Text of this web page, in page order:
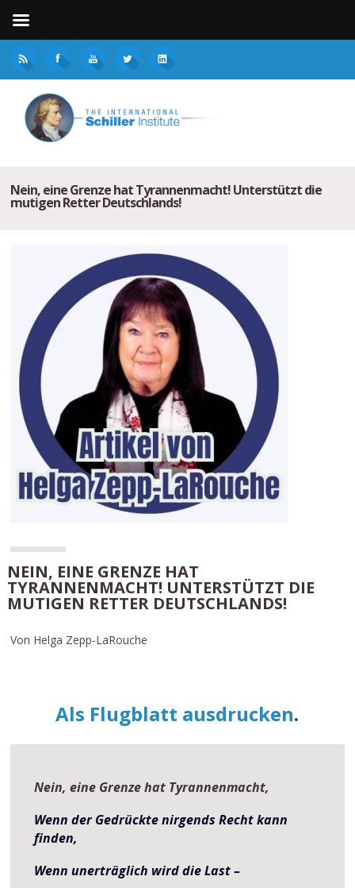
Nein, eine Grenze hat Tyrannenmacht! Unterstützt die
mutigen Retter Deutschlands!
NEIN, EINE GRENZE HAT
TYRANNENMACHT! UNTERSTÜTZT DIE
MUTIGEN RETTER DEUTSCHLANDS!
Von Helga Zepp-LaRouche
Als Flugblatt ausdrucken.
Nein, eine Grenze hat Tyrannenmacht,
Wenn der Gedrückte nirgends Recht kann
finden,
Wenn unerträglich wird die Last –